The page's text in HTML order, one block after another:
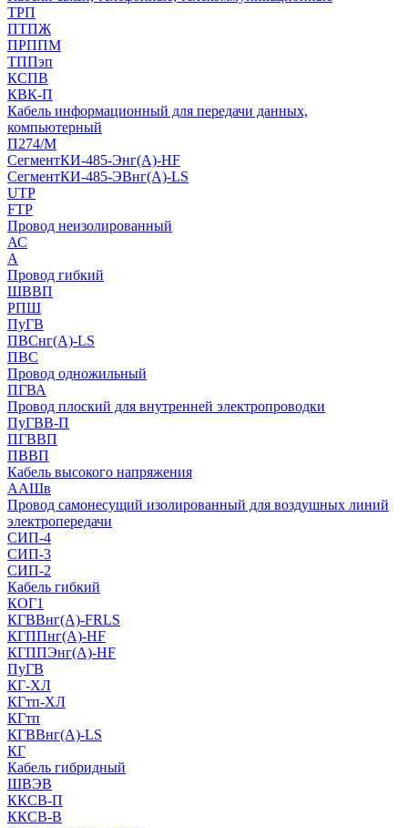
ТРП
ПТПЖ
ПРППМ
ТППэп
КСПВ
КВК-П
Кабель информационный для передачи данных,
компьютерный
П274/М
СегментКИ-485-Энг(А)-HF
СегментКИ-485-ЭВнг(А)-LS
UTP
FTP
Провод неизолированный
АС
А
Провод гибкий
ШВВП
РПШ
ПуГВ
ПВСнг(А)-LS
ПВС
Провод одножильный
ПГВА
Провод плоский для внутренней электропроводки
ПуГВВ-П
ПГВВП
ПВВП
Кабель высокого напряжения
ААШв
Провод самонесущий изолированный для воздушных линий
электропередачи
СИП-4
СИП-3
СИП-2
Кабель гибкий
КОГ1
КГВВнг(А)-FRLS
КГППнг(A)-HF
КГППЭнг(A)-HF
ПуГВ
КГ-ХЛ
КГтп-ХЛ
КГтп
КГВВнг(А)-LS
КГ
Кабель гибридный
ШВЭВ
ККСВ-П
ККСВ-В